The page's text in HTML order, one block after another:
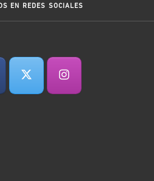
EN REDES SOCIALES